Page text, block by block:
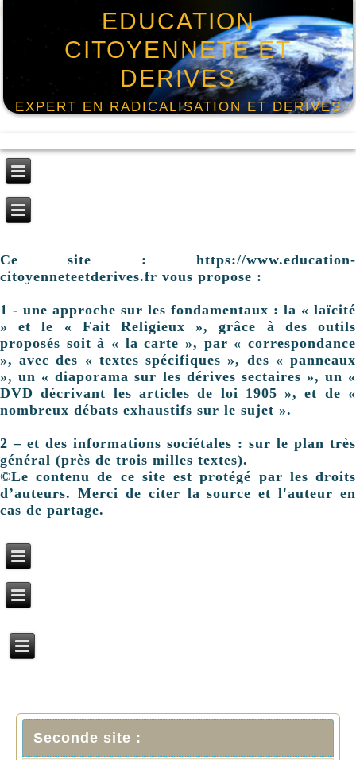
EDUCATION
CITOYENNETE ET
DERIVES
EXPERT EN RADICALISATION ET DERIVES
Ce site : https://www.education-
citoyenneteetderives.fr vous propose :
1 - une approche sur les fondamentaux : la « laïcité
» et le « Fait Religieux », grâce à des outils
proposés soit à « la carte », par « correspondance
», avec des « textes spécifiques », des « panneaux
», un « diaporama sur les dérives sectaires », un «
DVD décrivant les articles de loi 1905 », et de «
nombreux débats exhaustifs sur le sujet ».
2 – et des informations sociétales : sur le plan très
général (près de trois milles textes).
©Le contenu de ce site est protégé par les droits
d’auteurs. Merci de citer la source et l'auteur en
cas de partage.
Seconde site :